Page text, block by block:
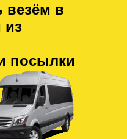
везём в
из
посылки